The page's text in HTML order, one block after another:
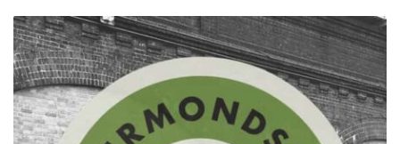
London
beer
revolution:
come
sta
cambiando
la